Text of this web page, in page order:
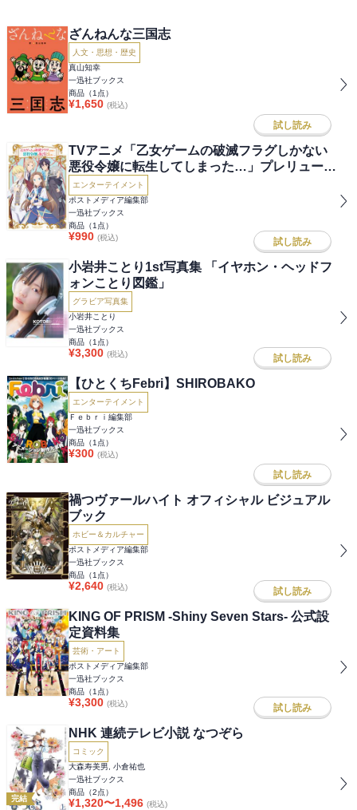
ざんねんな三国志
人文・思想・歴史
真山知幸
一迅社ブックス
商品（1 点）
¥1,650 (税込)
試し読み
TVアニメ「乙女ゲームの破滅フラグしかない
悪役令嬢に転生してしまった…」プレリュード
ブック
エンターテイメント
ポストメディア編集部
一迅社ブックス
商品（1 点）
¥990 (税込) 試し読み
小岩井ことり1st写真集 「イヤホン・ヘッドフ
ォンことり図鑑」
グラビア写真集
小岩井ことり
一迅社ブックス
商品（1 点）
¥3,300 (税込) 試し読み
【ひとくちFebri】SHIROBAKO
エンターテイメント
Ｆｅｂｒｉ編集部
一迅社ブックス
商品（1 点）
¥300 (税込)
試し読み
禍つヴァールハイト オフィシャル ビジュアル
ブック
ホビー＆カルチャー
ポストメディア編集部
一迅社ブックス
商品（1 点）
¥2,640 (税込) 試し読み
KING OF PRISM -Shiny Seven Stars- 公式設
定資料集
芸術・アート
ポストメディア編集部
一迅社ブックス
商品（1 点）
¥3,300 (税込) 試し読み
完結
NHK 連続テレビ小説 なつぞら
コミック
大森寿美男, 小倉祐也
一迅社ブックス
商品（2点）
¥1,320〜1,496 (税込)